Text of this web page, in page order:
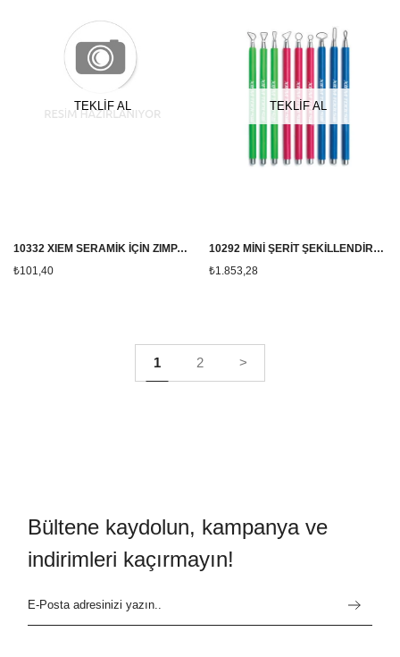
TEKLİF AL
10332 XIEM SERAMİK İÇİN ZIMPARA 2'Lİ SET
₺101,40
TEKLİF AL
10292 MİNİ ŞERİT ŞEKİLLENDİRME ALET SETİ 9LU (XIEM)
₺1.853,28
1 2 >
Bültene kaydolun, kampanya ve
indirimleri kaçırmayın!